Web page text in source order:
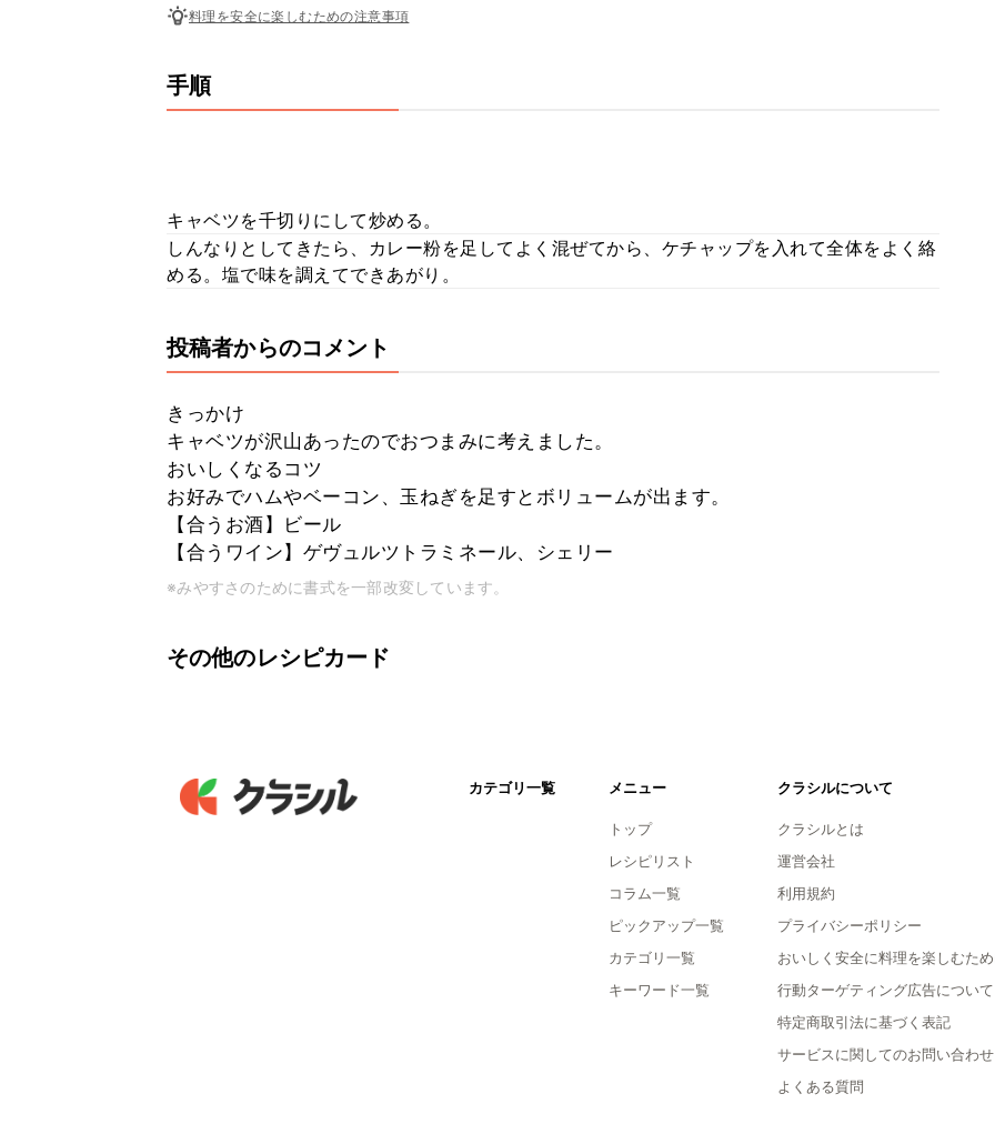
料理を安全に楽しむための注意事項
手順
キャベツを千切りにして炒める。
しんなりとしてきたら、カレー粉を足してよく混ぜてから、ケチャップを入れて全体をよく絡
める。塩で味を調えてできあがり。
投稿者からのコメント
きっかけ
キャベツが沢山あったのでおつまみに考えました。
おいしくなるコツ
お好みでハムやベーコン、玉ねぎを足すとボリュームが出ます。
【合うお酒】ビール
【合うワイン】ゲヴュルツトラミネール、シェリー
※みやすさのために書式を一部改変しています。
その他のレシピカード
カテゴリ一覧 メニュー
トップ
レシピリスト
コラム一覧
ピックアップ一覧
カテゴリ一覧
キーワード一覧
クラシルについて
クラシルとは
運営会社
利用規約
プライバシーポリシー
おいしく安全に料理を楽しむため
行動ターゲティング広告について
特定商取引法に基づく表記
サービスに関してのお問い合わせ
よくある質問